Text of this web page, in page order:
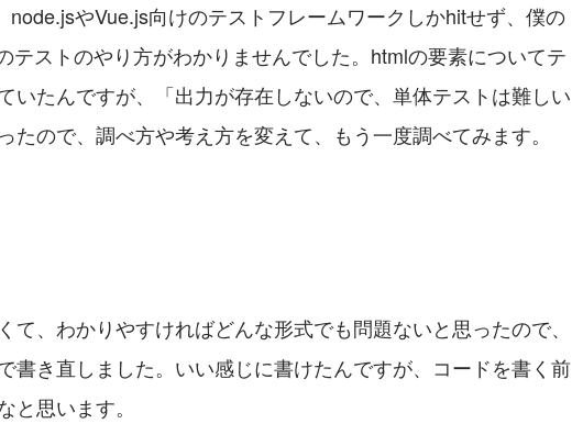
node.jsやVue.js向けのテストフレームワークしかhitせず、僕の
テストのやり方がわかりませんでした。htmlの要素についてテ
いたんですが、「出力が存在しないので、単体テストは難しい
たので、調べ方や考え方を変えて、もう一度調べてみます。
て、わかりやすければどんな形式でも問題ないと思ったので、
書き直しました。いい感じに書けたんですが、コードを書く前
と思います。